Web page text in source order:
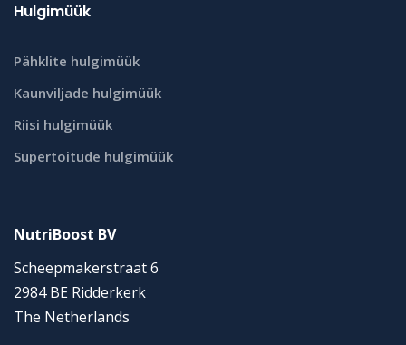
Hulgimüük
Pähklite hulgimüük
Kaunviljade hulgimüük
Riisi hulgimüük
Supertoitude hulgimüük
NutriBoost BV
Scheepmakerstraat 6
2984 BE Ridderkerk
The Netherlands